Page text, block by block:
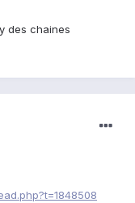
des chaines